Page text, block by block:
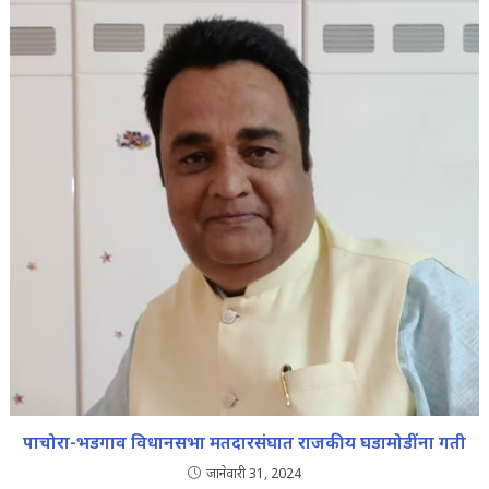
पाचोरा-भडगाव विधानसभा मतदारसंघात राजकीय घडामोडींना गती
जानेवारी 31, 2024